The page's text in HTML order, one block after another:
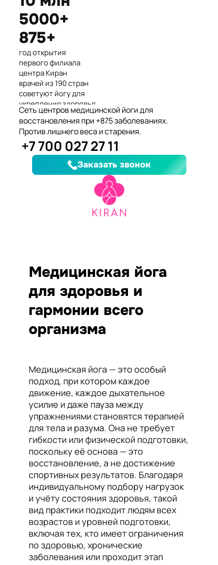
Международные призеры 2-го
Азиатского Чемпионата по
йогасана спорт и единственные
представители Казахстана.
5000+
875+
год открытия
первого филиала
центра Киран
врачей из 190 стран
советуют йогу для
укрепления здоровья
клиентов улучшили
здоровье и
качество жизни
заболеваний, при
которых йога
дополняет лечение
Сеть центров медицинской йоги для
восстановления при +875 заболеваниях.
Против лишнего веса и старения.
+7 700 027 27 11
Заказать звонок
Медицинская йога
для здоровья и
гармонии всего
организма
Медицинская йога — это особый
подход, при котором каждое
движение, каждое дыхательное
усилие и даже пауза между
упражнениями становятся терапией
для тела и разума. Она не требует
гибкости или физической подготовки,
поскольку её основа — это
восстановление, а не достижение
спортивных результатов. Благодаря
индивидуальному подбору нагрузок
и учёту состояния здоровья, такой
вид практики подходит людям всех
возрастов и уровней подготовки,
включая тех, кто имеет ограничения
по здоровью, хронические
заболевания или проходит этап